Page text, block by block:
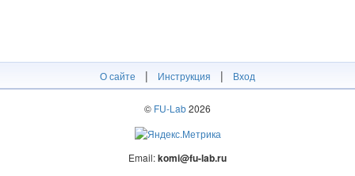
О сайте | Инструкция | Вход
© FU-Lab2026
Email:komi@fu-lab.ru